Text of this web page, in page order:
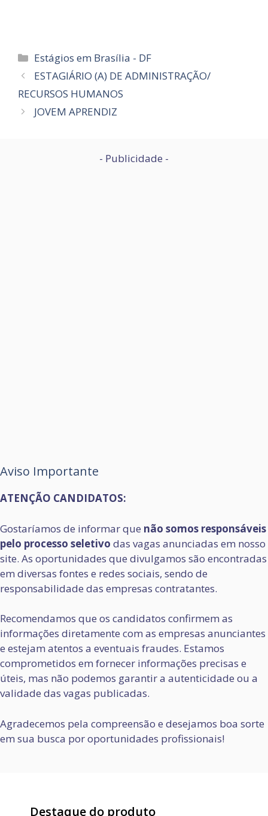
Categorias
Estágios em Brasília - DF
ESTAGIÁRIO (A) DE ADMINISTRAÇÃO/
RECURSOS HUMANOS
JOVEM APRENDIZ
- Publicidade -
Aviso Importante
ATENÇÃO CANDIDATOS:
Gostaríamos de informar que não somos responsáveis
pelo processo seletivo das vagas anunciadas em nosso
site. As oportunidades que divulgamos são encontradas
em diversas fontes e redes sociais, sendo de
responsabilidade das empresas contratantes.
Recomendamos que os candidatos confirmem as
informações diretamente com as empresas anunciantes
e estejam atentos a eventuais fraudes. Estamos
comprometidos em fornecer informações precisas e
úteis, mas não podemos garantir a autenticidade ou a
validade das vagas publicadas.
Agradecemos pela compreensão e desejamos boa sorte
em sua busca por oportunidades profissionais!
Destaque do produto